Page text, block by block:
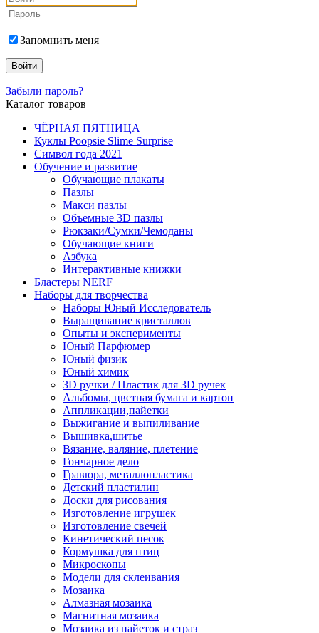
Запомнить меня
Забыли пароль?
Каталог товаров
ЧЁРНАЯ ПЯТНИЦА
Куклы Poopsie Slime Surprise
Символ года 2021
Обучение и развитие
Обучающие плакаты
Пазлы
Макси пазлы
Объемные 3D пазлы
Рюкзаки/Сумки/Чемоданы
Обучающие книги
Азбука
Интерактивные книжки
Бластеры NERF
Наборы для творчества
Наборы Юный Исследователь
Выращивание кристаллов
Опыты и эксперименты
Юный Парфюмер
Юный физик
Юный химик
3D ручки / Пластик для 3D ручек
Альбомы, цветная бумага и картон
Аппликации,пайетки
Выжигание и выпиливание
Вышивка,шитье
Вязание, валяние, плетение
Гончарное дело
Гравюра, металлопластика
Детский пластилин
Доски для рисования
Изготовление игрушек
Изготовление свечей
Кинетический песок
Кормушка для птиц
Микроскопы
Модели для склеивания
Мозаика
Алмазная мозаика
Магнитная мозаика
Мозаика из пайеток и страз